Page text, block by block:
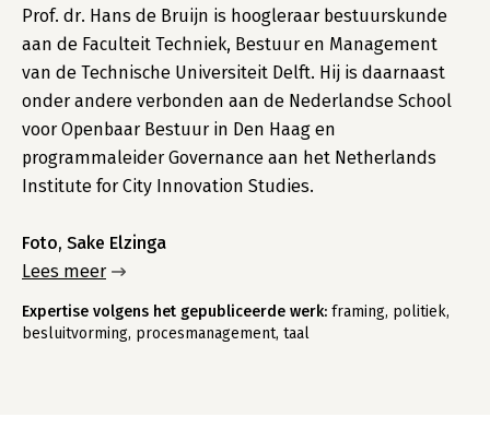
Prof. dr. Hans de Bruijn is hoogleraar bestuurskunde
aan de Faculteit Techniek, Bestuur en Management
van de Technische Universiteit Delft. Hij is daarnaast
onder andere verbonden aan de Nederlandse School
voor Openbaar Bestuur in Den Haag en
programmaleider Governance aan het Netherlands
Institute for City Innovation Studies.
Foto, Sake Elzinga
Lees meer
Expertise volgens het gepubliceerde werk: framing, politiek,
besluitvorming, procesmanagement, taal